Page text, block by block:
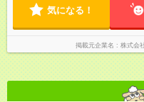
気になる！
掲載元企業名 株式会